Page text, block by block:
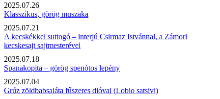
2025.07.26
Klasszikus, görög muszaka
2025.07.21
A kecskékkel suttogó – interjú Csirmaz Istvánnal, a Zámori
kecskesajt sajtmesterével
2025.07.18
Spanakopita – görög spenótos lepény
2025.07.04
Grúz zöldbabsaláta fűszeres dióval (Lobio satsivi)